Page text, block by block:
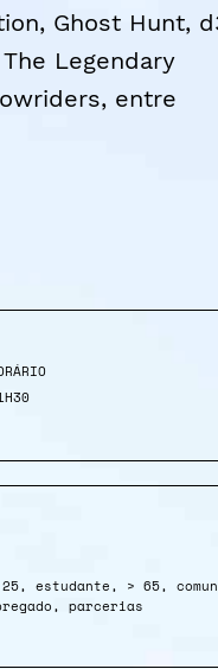
Ghost Hunt,
Legendary
entre
estudante, > 65,
parcerias